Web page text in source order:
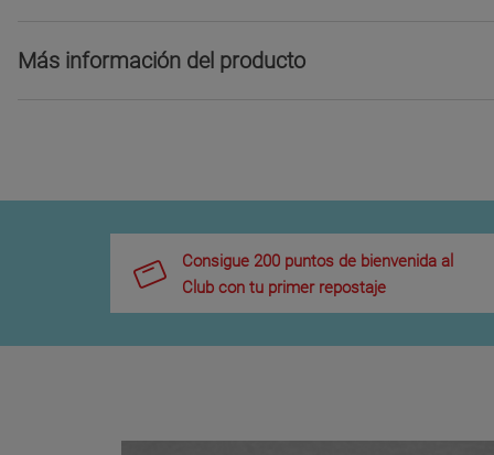
Más información del producto
Consigue 200 puntos de bienvenida al
Club con tu primer repostaje